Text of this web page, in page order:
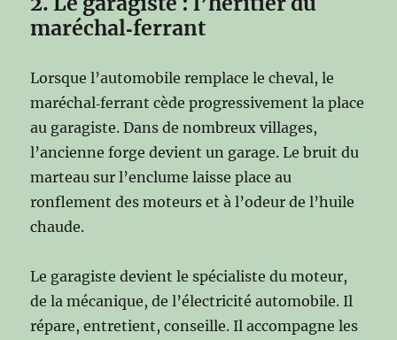
maréchal‑ferrant
Lorsque l’automobile remplace le cheval, le
maréchal‑ferrant cède progressivement la place
au garagiste. Dans de nombreux villages,
l’ancienne forge devient un garage. Le bruit du
marteau sur l’enclume laisse place au
ronflement des moteurs et à l’odeur de l’huile
chaude.
Le garagiste devient le spécialiste du moteur,
de la mécanique, de l’électricité automobile. Il
répare, entretient, conseille. Il accompagne les